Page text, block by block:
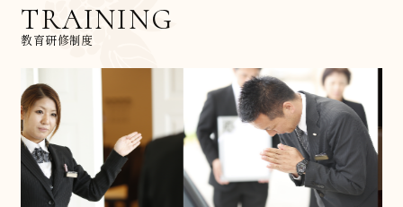
TRAINING
教育研修制度